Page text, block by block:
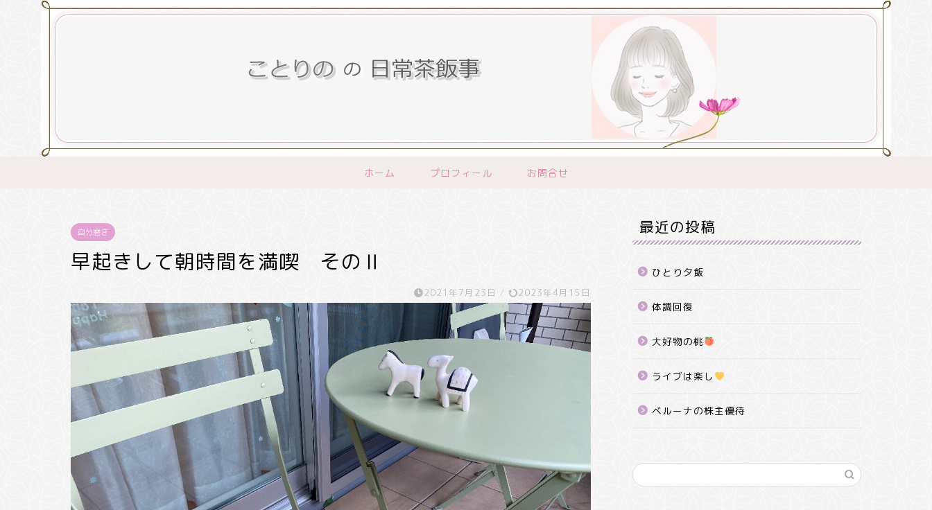
ホーム プロフィール お問合せ
自分磨き
早起きして朝時間を満喫 そのⅡ
2021年7月23日 / 2023年4月15日
最近の投稿
ひとり夕飯
体調回復
大好物の桃
ライブは楽し
ベルーナの株主優待